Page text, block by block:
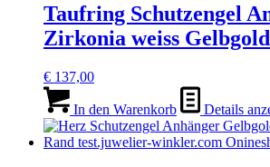
Taufring Schutzengel
Zirkonia weiss
€ 137,00
In den Warenkorb Details